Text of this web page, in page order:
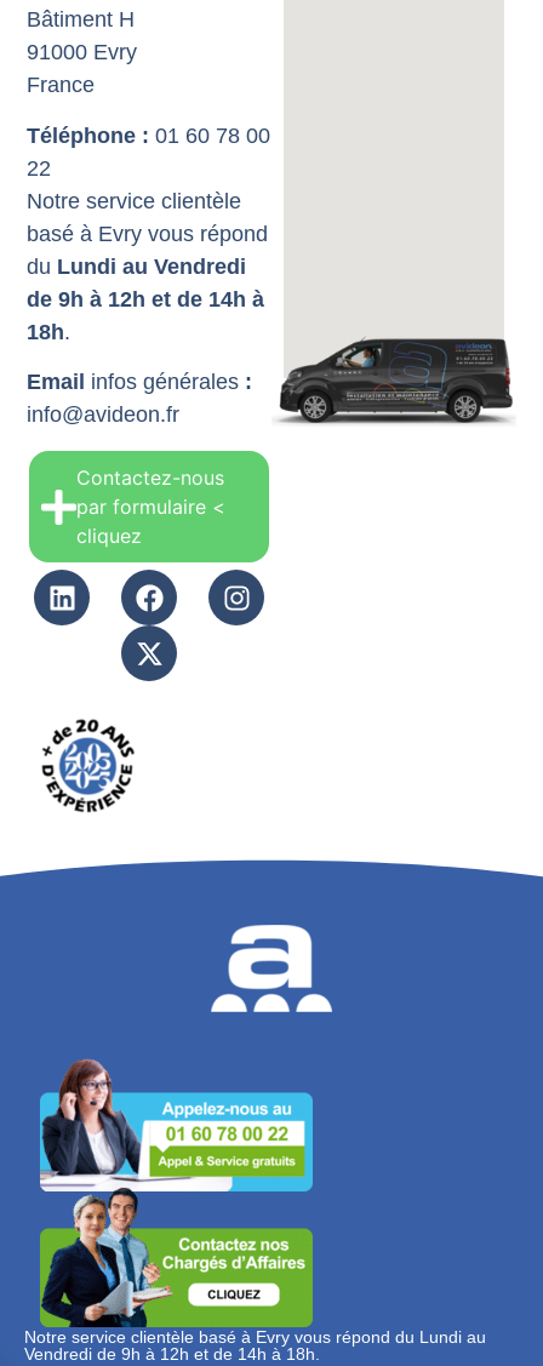
Bâtiment H
91000 Evry
France
Téléphone : 01 60 78 00
22
Notre service clientèle
basé à Evry vous répond
du Lundi au Vendredi
de 9h à 12h et de 14h à
18h.
Email infos générales :
info@avideon.fr
Contactez-nous
par formulaire <
cliquez
Notre service clientèle basé à Evry vous répond du Lundi au
Vendredi de 9h à 12h et de 14h à 18h.